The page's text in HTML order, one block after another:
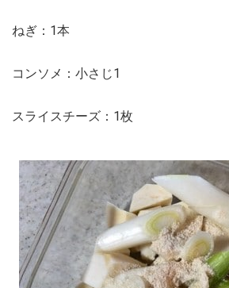
ねぎ：1本
コンソメ：小さじ1
スライスチーズ：1枚